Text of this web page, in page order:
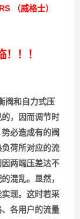
（威格士）
！！
阀和自力式压
，因而调节时
必造成有的阀
荷所对应的流
两端压差达不
混乱。显然，
现。这时若采
各用户的流量